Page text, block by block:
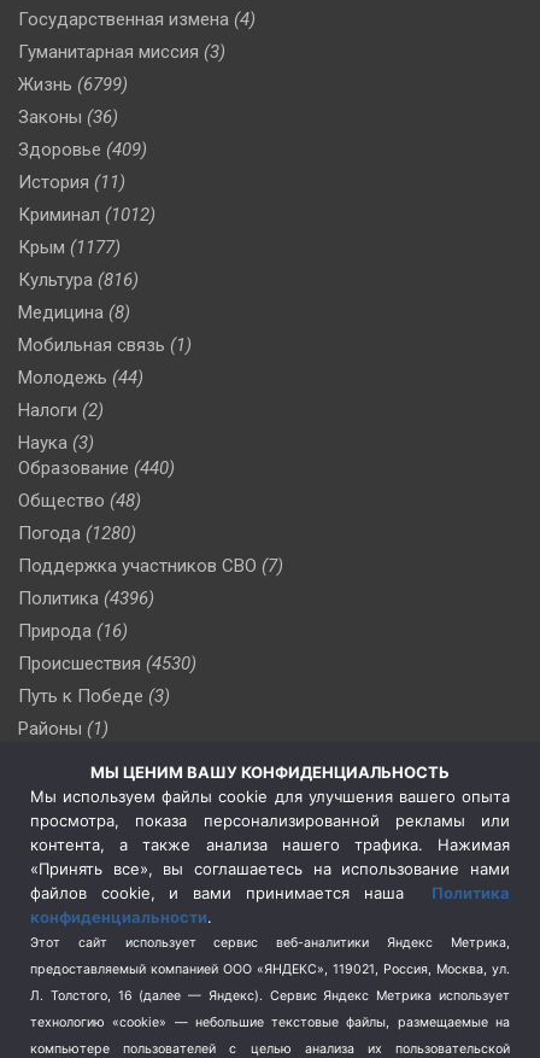
Государственная измена (4)
Гуманитарная миссия (3)
Жизнь (6799)
Законы (36)
Здоровье (409)
История (11)
Криминал (1012)
Крым (1177)
Культура (816)
Медицина (8)
Мобильная связь (1)
Молодежь (44)
Налоги (2)
Наука (3)
Образование (440)
Общество (48)
Погода (1280)
Поддержка участников СВО (7)
Политика (4396)
Природа (16)
Происшествия (4530)
Путь к Победе (3)
Районы (1)
(510)
Сельское хозяйство (3)
Социальная политика
(3)
Спецоперация в Украине
Спецоперация на Украине
(404)
Спорт (740)
Терроризм (1)
Транспорт (262)
МЫ ЦЕНИМ ВАШУ КОНФИДЕНЦИАЛЬНОСТЬ
Мы используем файлы cookie для улучшения вашего опыта
просмотра, показа персонализированной рекламы или
контента, а также анализа нашего трафика. Нажимая
«Принять все», вы соглашаетесь на использование нами
файлов cookie, и вами принимается наша Политика
конфиденциальности.
Этот сайт использует сервис веб-аналитики Яндекс Метрика,
предоставляемый компанией ООО «ЯНДЕКС», 119021, Россия, Москва, ул.
Л. Толстого, 16 (далее — Яндекс). Сервис Яндекс Метрика использует
технологию «cookie» — небольшие текстовые файлы, размещаемые на
компьютере пользователей с целью анализа их пользовательской